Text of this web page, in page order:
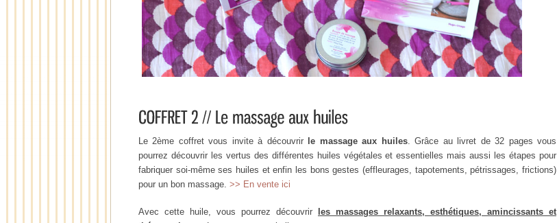
Le 2ème coffret vous invite à découvrir le massage aux huiles. Grâce au livret de 32 pages vous
pourrez découvrir les vertus des différentes huiles végétales et essentielles mais aussi les étapes pour
fabriquer soi-même ses huiles et enfin les bons gestes (effleurages, tapotements, pétrissages, frictions)
pour un bon massage. >> En vente ici
Avec cette huile, vous pourrez découvrir les massages relaxants, esthétiques, amincissants et